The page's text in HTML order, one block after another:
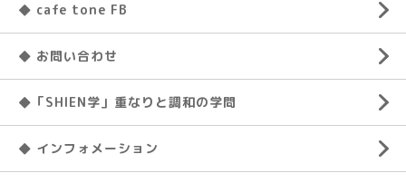
◆ cafe tone FB
◆ お問い合わせ
◆「SHIEN学」重なりと調和の学問
◆ インフォメーション